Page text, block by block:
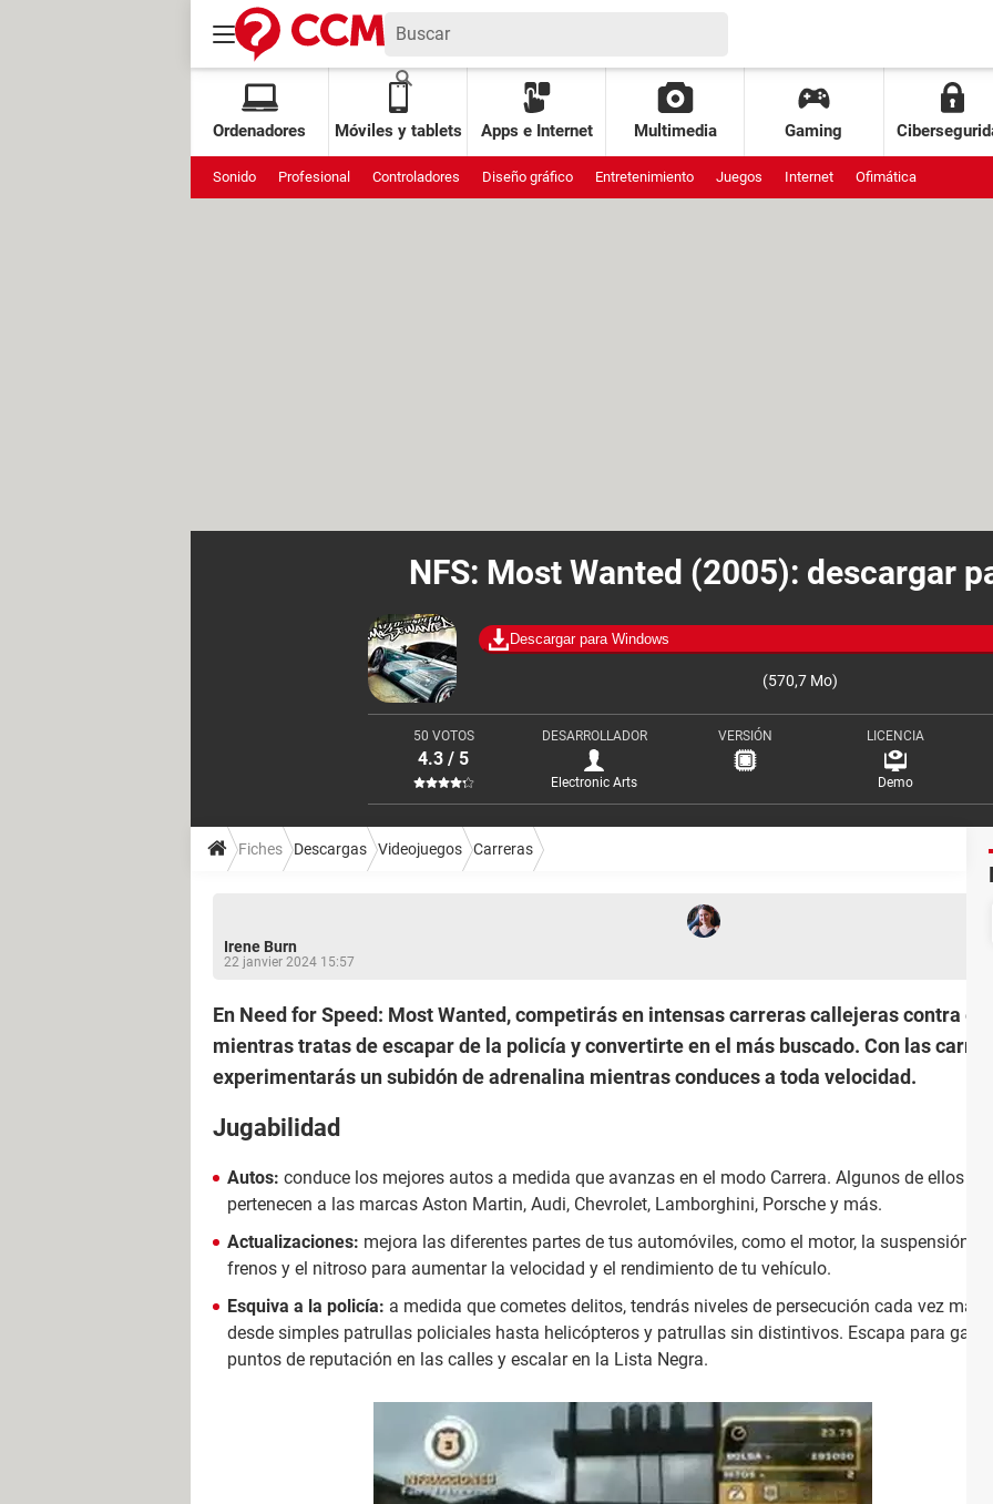
Ordenadores Móviles y tablets Apps e Internet Multimedia Gaming
Sonido Profesional Controladores Diseño gráfico Entretenimiento Juegos Internet Ofimática
NFS: Most Wanted (2005): descargar
Descargar para Windows
(570,7 Mo)
50 VOTOS
4.3 / 5
DESARROLLADOR
Electronic Arts
VERSIÓN LICENCIA
Demo
Fiches Descargas Videojuegos Carreras
Irene Burn
22 janvier 2024 15:57
En Need for Speed: Most Wanted, competirás en intensas carreras callejeras contra el
mientras tratas de escapar de la policía y convertirte en el más buscado. Con las
experimentarás un subidón de adrenalina mientras conduces a toda velocidad.
Jugabilidad
Autos: conduce los mejores autos a medida que avanzas en el modo Carrera. Algunos de ellos
pertenecen a las marcas Aston Martin, Audi, Chevrolet, Lamborghini, Porsche y más.
Actualizaciones: mejora las diferentes partes de tus automóviles, como el motor, la suspensión, los
frenos y el nitroso para aumentar la velocidad y el rendimiento de tu vehículo.
Esquiva a la policía: a medida que cometes delitos, tendrás niveles de persecución cada vez más
desde simples patrullas policiales hasta helicópteros y patrullas sin distintivos. Escapa para ganar
puntos de reputación en las calles y escalar en la Lista Negra.